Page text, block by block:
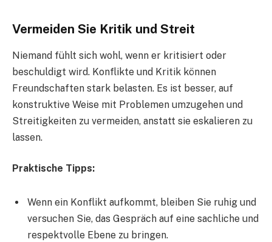
Vermeiden Sie Kritik und Streit
Niemand fühlt sich wohl, wenn er kritisiert oder
beschuldigt wird. Konflikte und Kritik können
Freundschaften stark belasten. Es ist besser, auf
konstruktive Weise mit Problemen umzugehen und
Streitigkeiten zu vermeiden, anstatt sie eskalieren zu
lassen.
Praktische Tipps:
Wenn ein Konflikt aufkommt, bleiben Sie ruhig und
versuchen Sie, das Gespräch auf eine sachliche und
respektvolle Ebene zu bringen.